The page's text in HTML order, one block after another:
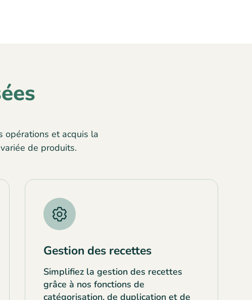
opérations et acquis la
de produits.
Gestion des recettes
Simplifiez la gestion des recettes
grâce à nos fonctions de
catégorisation, de duplication et de